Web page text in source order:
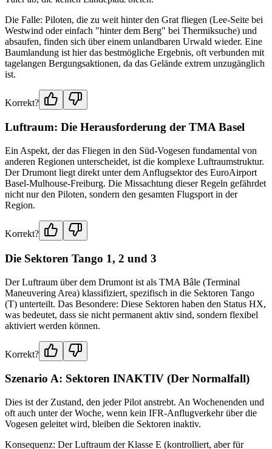
Die Falle: Piloten, die zu weit hinter den Grat fliegen (Lee-Seite bei
Westwind oder einfach "hinter dem Berg" bei Thermiksuche) und
absaufen, finden sich über einem unlandbaren Urwald wieder. Eine
Baumlandung ist hier das bestmögliche Ergebnis, oft verbunden mit
tagelangen Bergungsaktionen, da das Gelände extrem unzugänglich
ist.
Korrekt?
Luftraum: Die Herausforderung der TMA Basel
Ein Aspekt, der das Fliegen in den Süd-Vogesen fundamental von
anderen Regionen unterscheidet, ist die komplexe Luftraumstruktur.
Der Drumont liegt direkt unter dem Anflugsektor des EuroAirport
Basel-Mulhouse-Freiburg. Die Missachtung dieser Regeln gefährdet
nicht nur den Piloten, sondern den gesamten Flugsport in der
Region.
Korrekt?
Die Sektoren Tango 1, 2 und 3
Der Luftraum über dem Drumont ist als TMA Bâle (Terminal
Maneuvering Area) klassifiziert, spezifisch in die Sektoren Tango
(T) unterteilt. Das Besondere: Diese Sektoren haben den Status HX,
was bedeutet, dass sie nicht permanent aktiv sind, sondern flexibel
aktiviert werden können.
Korrekt?
Szenario A: Sektoren INAKTIV (Der Normalfall)
Dies ist der Zustand, den jeder Pilot anstrebt. An Wochenenden und
oft auch unter der Woche, wenn kein IFR-Anflugverkehr über die
Vogesen geleitet wird, bleiben die Sektoren inaktiv.
Konsequenz: Der Luftraum der Klasse E (kontrolliert, aber für